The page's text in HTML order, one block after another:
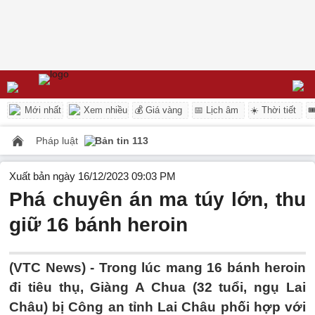
Mới nhất Xem nhiều 💰 Giá vàng 📅 Lịch âm ☀️ Thời tiết
Pháp luật Bản tin 113
Xuất bản ngày 16/12/2023 09:03 PM
Phá chuyên án ma túy lớn, thu
giữ 16 bánh heroin
(VTC News) - Trong lúc mang 16 bánh heroin
đi tiêu thụ, Giàng A Chua (32 tuổi, ngụ Lai
Châu) bị Công an tỉnh Lai Châu phối hợp với